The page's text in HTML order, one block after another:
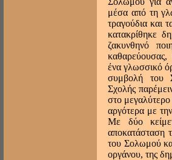
μέσα από τη
τραγούδια και
κατακρίθηκε
ζακυνθηνό
ένα γλωσσικό
συμβολή του
Σχολής
στο
αργότερα με
Mε δύο
αποκατάσταση
του Σολωμού
οργάνου, της